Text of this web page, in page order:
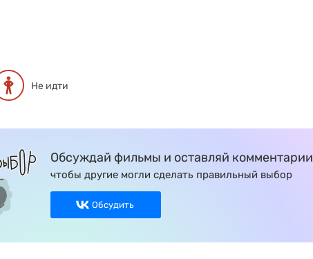
Не идти
Обсуждай фильмы и оставляй комментарии
чтобы другие могли сделать правильный выбор
Обсудить